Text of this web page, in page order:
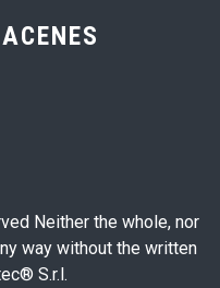
Neither the whole, nor
way without the written
S.r.l.